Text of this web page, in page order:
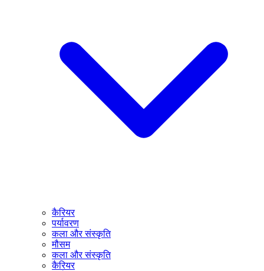
कैरियर
पर्यावरण
कला और संस्कृति
मौसम
कला और संस्कृति
कैरियर